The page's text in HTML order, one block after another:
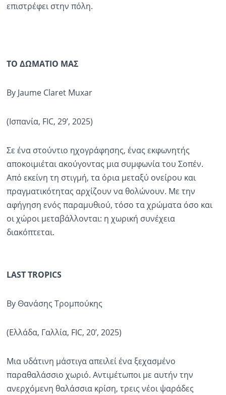
επιστρέφει στην πόλη.
ΤΟ ΔΩΜAΤΙΟ ΜΑΣ
By Jaume Claret Muxar
(Ισπανία, FIC, 29’, 2025)
Σε ένα στούντιο ηχογράφησης, ένας εκφωνητής
αποκοιμιέται ακούγοντας μια συμφωνία του Σοπέν.
Από εκείνη τη στιγμή, τα όρια μεταξύ ονείρου και
πραγματικότητας αρχίζουν να θολώνουν. Με την
αφήγηση ενός παραμυθιού, τόσο τα χρώματα όσο και
οι χώροι μεταβάλλονται: η χωρική συνέχεια
διακόπτεται.
LAST TROPICS
By Θανάσης Τρομπούκης
(Ελλάδα, Γαλλία, FIC, 20’, 2025)
Μια υδάτινη μάστιγα απειλεί ένα ξεχασμένο
παραθαλάσσιο χωριό. Αντιμέτωποι με αυτήν την
ανερχόμενη θαλάσσια κρίση, τρεις νέοι ψαράδες